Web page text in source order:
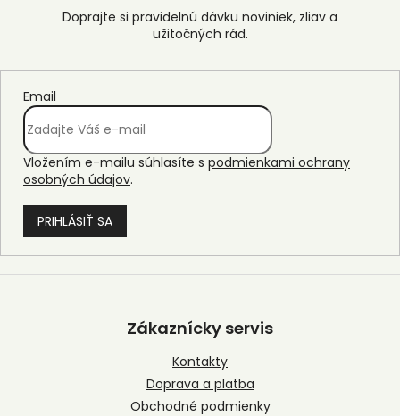
Email
Vložením e-mailu súhlasíte s podmienkami ochrany
osobných údajov.
PRIHLÁSIŤ SA
Z
Zákaznícky servis
Kontakty
Doprava a platba
Obchodné podmienky